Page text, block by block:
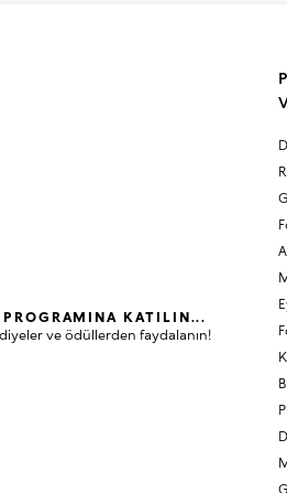
KATILIN...
ve ödüllerden faydalanın!